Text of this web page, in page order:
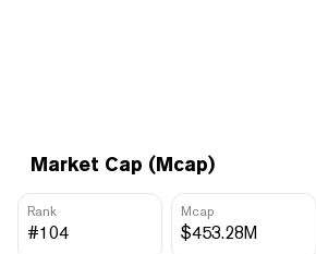
Market Cap (Mcap)
Rank
#104
Mcap
$453.28M